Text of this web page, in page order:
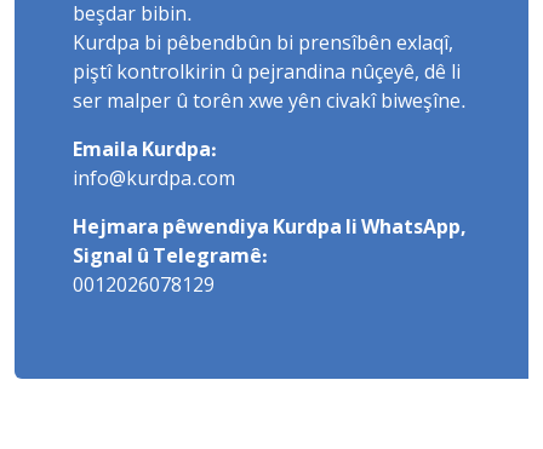
beşdar bibin.
Kurdpa bi pêbendbûn bi prensîbên exlaqî,
piştî kontrolkirin û pejrandina nûçeyê, dê li
ser malper û torên xwe yên civakî biweşîne.
Emaila Kurdpa:
info@kurdpa.com
Hejmara pêwendiya Kurdpa li WhatsApp,
Signal û Telegramê:
0012026078129